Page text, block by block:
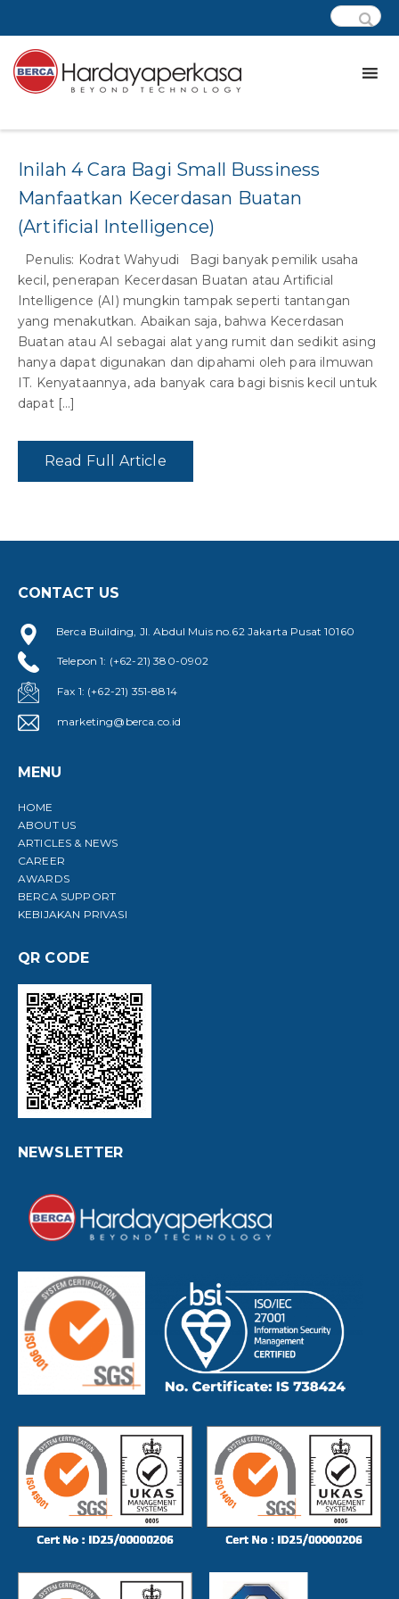
Inilah 4 Cara Bagi Small Bussiness
Manfaatkan Kecerdasan Buatan
(Artificial Intelligence)
Penulis: Kodrat Wahyudi Bagi banyak pemilik usaha
kecil, penerapan Kecerdasan Buatan atau Artificial
Intelligence (AI) mungkin tampak seperti tantangan
yang menakutkan. Abaikan saja, bahwa Kecerdasan
Buatan atau AI sebagai alat yang rumit dan sedikit asing
hanya dapat digunakan dan dipahami oleh para ilmuwan
IT. Kenyataannya, ada banyak cara bagi bisnis kecil untuk
dapat […]
Read Full Article
CONTACT US
Berca Building, Jl. Abdul Muis no.62 Jakarta Pusat 10160
Telepon 1: (+62-21) 380-0902
Fax 1: (+62-21) 351-8814
marketing@berca.co.id
MENU
HOME
ABOUT US
ARTICLES & NEWS
CAREER
AWARDS
BERCA SUPPORT
KEBIJAKAN PRIVASI
QR CODE
NEWSLETTER